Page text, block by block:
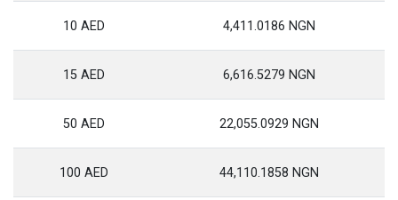
10 AED 4,411.0186 NGN
15 AED 6,616.5279 NGN
50 AED 22,055.0929 NGN
100 AED 44,110.1858 NGN